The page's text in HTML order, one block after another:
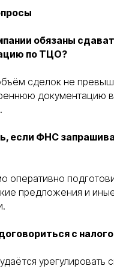
обязаны
по ТЦО?
сделок не
документацию
если ФНС
оперативно
предложения и
с
урегулировать
» и с условиями
обработки персональных данных
консультацию